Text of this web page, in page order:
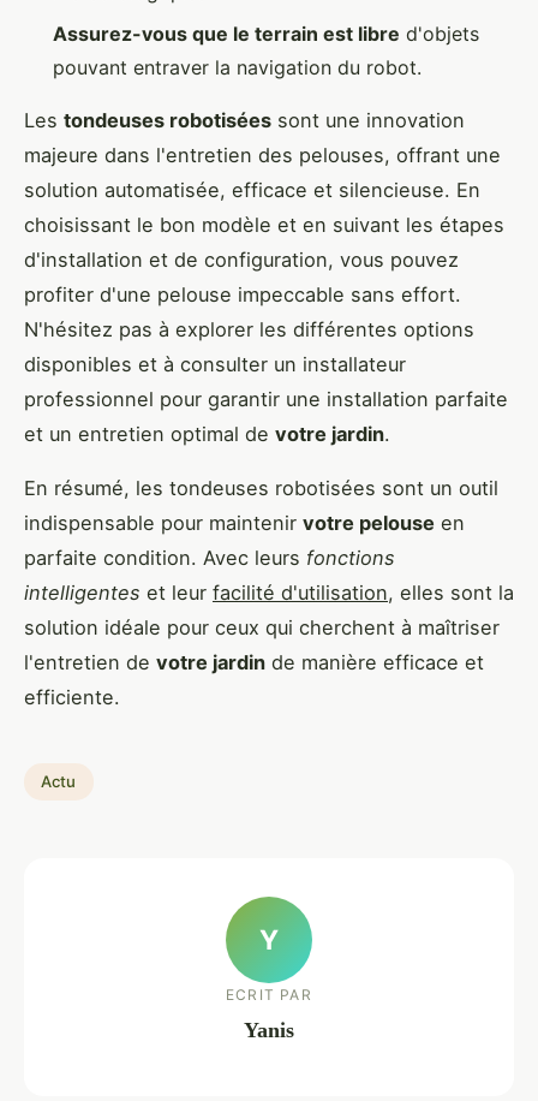
Assurez-vous que le terrain est libre d'objets
pouvant entraver la navigation du robot.
Les tondeuses robotisées sont une innovation
majeure dans l'entretien des pelouses, offrant une
solution automatisée, efficace et silencieuse. En
choisissant le bon modèle et en suivant les étapes
d'installation et de configuration, vous pouvez
profiter d'une pelouse impeccable sans effort.
N'hésitez pas à explorer les différentes options
disponibles et à consulter un installateur
professionnel pour garantir une installation parfaite
et un entretien optimal de votre jardin.
En résumé, les tondeuses robotisées sont un outil
indispensable pour maintenir votre pelouse en
parfaite condition. Avec leurs fonctions
intelligentes et leur facilité d'utilisation, elles sont la
solution idéale pour ceux qui cherchent à maîtriser
l'entretien de votre jardin de manière efficace et
efficiente.
Actu
Y
ECRIT PAR
Yanis